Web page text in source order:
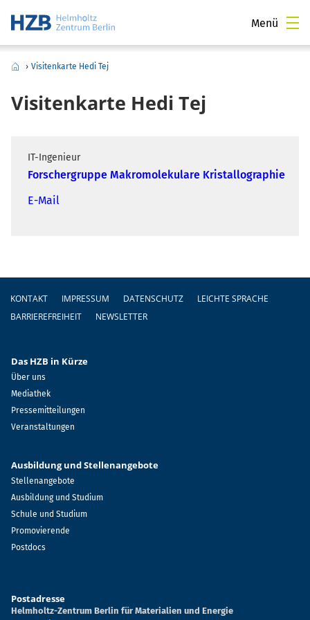
Menü
› Visitenkarte Hedi Tej
Visitenkarte Hedi Tej
IT-Ingenieur
Forschergruppe Makromolekulare Kristallographie
E-Mail
Fußzeile
KONTAKT IMPRESSUM DATENSCHUTZ
LEICHTE SPRACHE
BARRIEREFREIHEIT
NEWSLETTER
Das HZB in Kürze
Über uns
Mediathek
Pressemitteilungen
Veranstaltungen
Ausbildung und Stellenangebote
Stellenangebote
Ausbildung und Studium
Schule und Studium
Promovierende
Postdocs
Postadresse
Helmholtz-Zentrum Berlin für Materialien und Energie